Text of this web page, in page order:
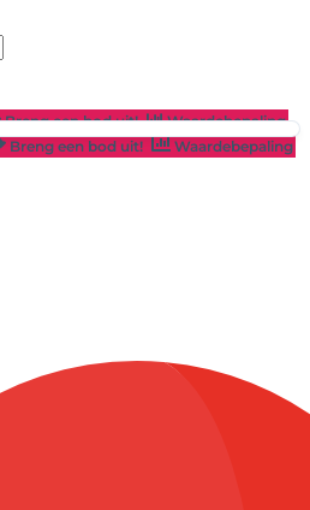
Breng een bod uit!
Waardebepaling
Breng een bod uit! Waardebepaling